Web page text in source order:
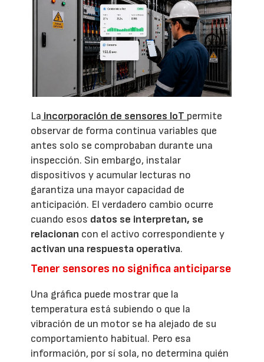
La incorporación de sensores IoT permite
observar de forma continua variables que
antes solo se comprobaban durante una
inspección. Sin embargo, instalar
dispositivos y acumular lecturas no
garantiza una mayor capacidad de
anticipación. El verdadero cambio ocurre
cuando esos datos se interpretan, se
relacionan con el activo correspondiente y
activan una respuesta operativa.
Tener sensores no significa anticiparse
Una gráfica puede mostrar que la
temperatura está subiendo o que la
vibración de un motor se ha alejado de su
comportamiento habitual. Pero esa
información, por sí sola, no determina quién